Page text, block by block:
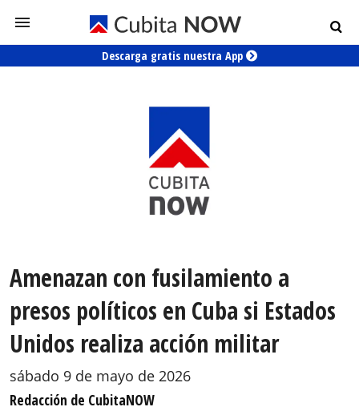
Descarga gratis nuestra App
Amenazan con fusilamiento a
presos políticos en Cuba si Estados
Unidos realiza acción militar
sábado 9 de mayo de 2026
Redacción de CubitaNOW